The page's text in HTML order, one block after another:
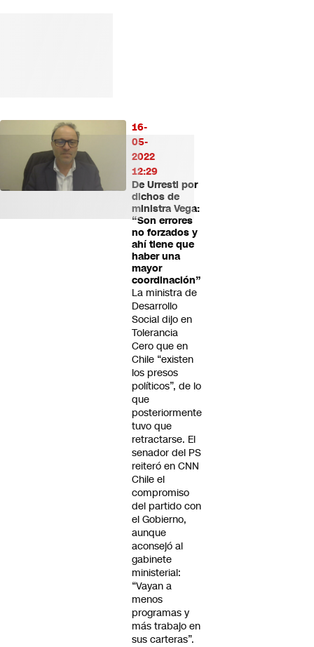
16-
05-
2022
12:29
De Urresti por
dichos de
ministra Vega:
“Son errores
no forzados y
ahí tiene que
haber una
mayor
coordinación”
La ministra de
Desarrollo
Social dijo en
Tolerancia
Cero que en
Chile “existen
los presos
políticos”, de lo
que
posteriormente
tuvo que
retractarse. El
senador del PS
reiteró en CNN
Chile el
compromiso
del partido con
el Gobierno,
aunque
aconsejó al
gabinete
ministerial:
“Vayan a
menos
programas y
más trabajo en
sus carteras”.